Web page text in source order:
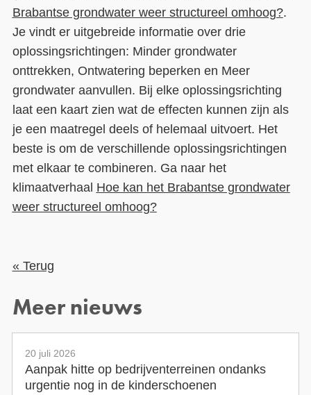
Brabantse grondwater weer structureel omhoog?.
Je vindt er uitgebreide informatie over drie
oplossingsrichtingen: Minder grondwater
onttrekken, Ontwatering beperken en Meer
grondwater aanvullen. Bij elke oplossingsrichting
laat een kaart zien wat de effecten kunnen zijn als
je een maatregel deels of helemaal uitvoert. Het
beste is om de verschillende oplossingsrichtingen
met elkaar te combineren. Ga naar het
klimaatverhaal Hoe kan het Brabantse grondwater
weer structureel omhoog?
« Terug
Meer nieuws
20 juli 2026
Aanpak hitte op bedrijventerreinen ondanks
urgentie nog in de kinderschoenen